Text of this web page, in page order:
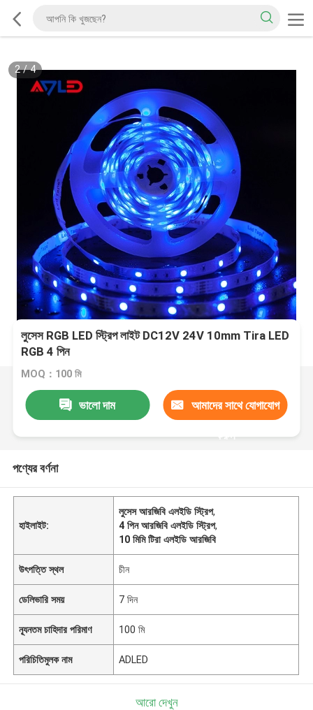
2/4
লুসেস RGB LED স্ট্রিপ লাইট DC12V 24V 10mm Tira LED
RGB 4 পিন
MOQ：100 মি
ভালো দাম আমাদের সাথে যোগাযোগ
করুন
পণ্যের বর্ণনা
হাইলাইট:
লুসেস আরজিবি এলইডি স্ট্রিপ,
4 পিন আরজিবি এলইডি স্ট্রিপ,
10 মিমি টিরা এলইডি আরজিবি
উৎপত্তি স্থল চীন
ডেলিভারি সময় 7 দিন
ন্যূনতম চাহিদার পরিমাণ 100 মি
পরিচিতিমুলক নাম ADLED
আরো দেখুন